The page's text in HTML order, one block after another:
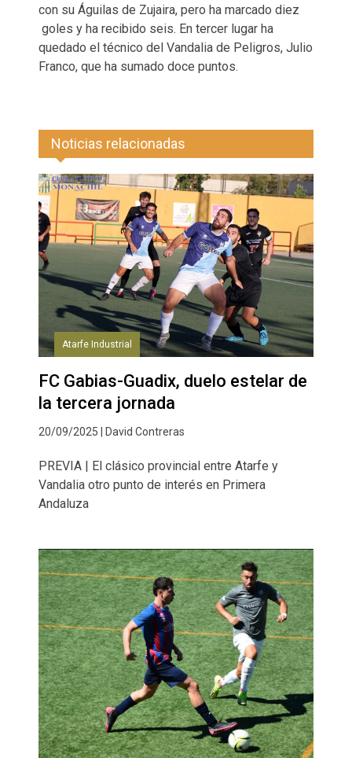
con su Águilas de Zujaira, pero ha marcado diez
goles y ha recibido seis. En tercer lugar ha
quedado el técnico del Vandalia de Peligros, Julio
Franco, que ha sumado doce puntos.
Noticias relacionadas
Atarfe Industrial
FC Gabias-Guadix, duelo estelar de
la tercera jornada
20/09/2025 | David Contreras
PREVIA | El clásico provincial entre Atarfe y
Vandalia otro punto de interés en Primera
Andaluza